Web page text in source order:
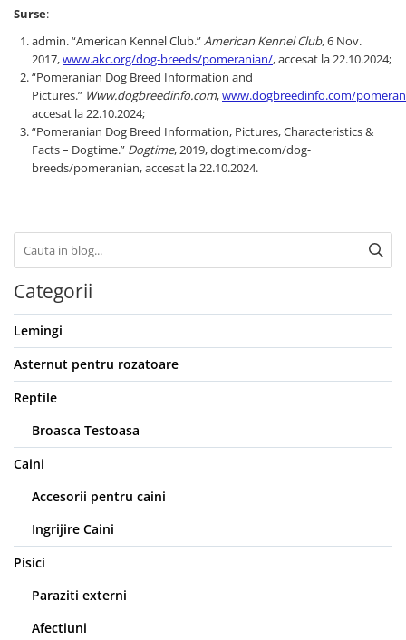
Surse:
admin. “American Kennel Club.”American Kennel Club, 6 Nov.
2017,www.akc.org/dog-breeds/pomeranian/, accesat la 22.10.2024;
“Pomeranian Dog Breed Information and
Pictures.” Www.dogbreedinfo.com,www.dogbreedinfo.com/
accesat la 22.10.2024;
“Pomeranian Dog Breed Information, Pictures, Characteristics &
Facts – Dogtime.” Dogtime, 2019, dogtime.com/dog-
breeds/pomeranian, accesat la 22.10.2024.
Categorii
Lemingi
Asternut pentru rozatoare
Reptile
Broasca Testoasa
Caini
Accesorii pentru caini
Ingrijire Caini
Pisici
Paraziti externi
Afectiuni